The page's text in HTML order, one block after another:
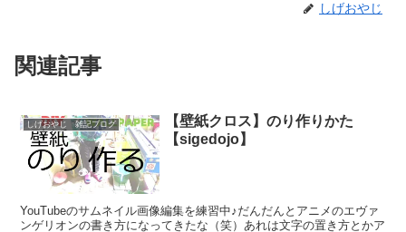
しげおやじ
関連記事
しげおやじ 雑記ブログ
【壁紙クロス】のり作りかた
【sigedojo】
YouTubeのサムネイル画像編集を練習中♪だんだんとアニメのエヴァ
ンゲリオンの書き方になってきたな（笑）あれは文字の置き方とかア